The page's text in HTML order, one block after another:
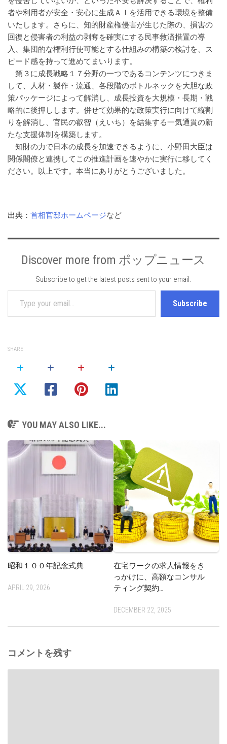
者や利用者が安全・安心に生成ＡＩを活用できる環境を整備
いたします。さらに、知的財産権侵害が生じた際の、損害の
回復と侵害者の利益の剥奪を確実にする民事救済措置の導
入、集団的な権利行使可能とする仕組みの構築の検討を、ス
ピード感を持って進めてまいります。
第３に成長戦略１７分野の一つであるコンテンツにつきま
して、人材・製作・流通、各段階のボトルネックを大胆な政
策パッケージによって解消し、成長投資を大規模・長期・戦
略的に後押しします。併せて効果的な政策実行に向けて縦割
りを解消し、官民の叡智（えいち）を結集する一気通貫の新
たな支援体制を構築します。
知財の力で日本の成長を加速できるように、小野田大臣は
関係閣僚と連携してこの推進計画を速やかに実行に移してく
ださい。以上です。本当にありがとうございました。
出典： 首相官邸ホームページなど
Discover more from ポップニュース
Subscribe to get the latest posts sent to your email.
Type your email…
Subscribe
SHARE
YOU MAY ALSO LIKE...
昭和１００年記念式典
APRIL 29, 2026
在宅ワークの求人情報をき
っかけに、高額なコンサル
ティング契約…
DECEMBER 22, 2025
コメントを残す